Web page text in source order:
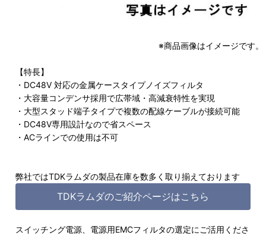
※商品画像はイメージです。
【特長】
・DC48V 対応の金属ケースタイプノイズフィルタ
・大容量コンデンサ採用で広帯域・高減衰特性を実現
・大型スタッド端子タイプで複数の配線ケーブルが接続可能
・DC48V専用設計なので省スペース
・ACラインでの使用は不可
弊社ではTDKラムダの製品在庫を数多く取り揃えております
TDKラムダのご紹介ページはこちら
スイッチング電源、電源用EMCフィルタの選定にご活用くださ